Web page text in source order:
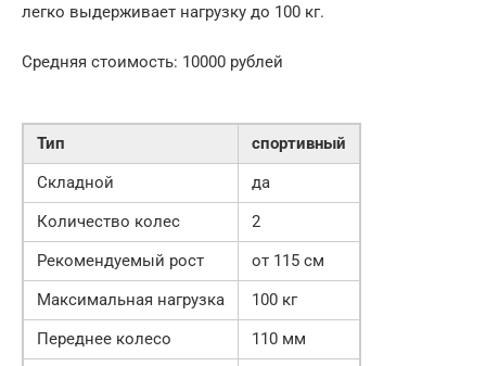
легко выдерживает нагрузку до 100 кг.
Средняя стоимость: 10000 рублей
Тип
спортивный
Складной
да
Количество колес
2
Рекомендуемый рост
от 115 см
Максимальная нагрузка
100 кг
Переднее колесо
110 мм